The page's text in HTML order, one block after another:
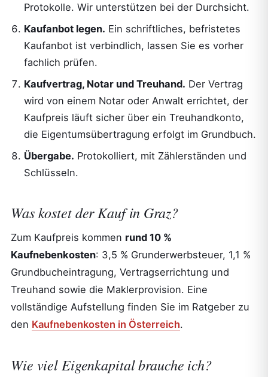
Protokolle. Wir unterstützen bei der Durchsicht.
Kaufanbot legen. Ein schriftliches, befristetes
Kaufanbot ist verbindlich, lassen Sie es vorher
fachlich prüfen.
Kaufvertrag, Notar und Treuhand. Der Vertrag
wird von einem Notar oder Anwalt errichtet, der
Kaufpreis läuft sicher über ein Treuhandkonto,
die Eigentumsübertragung erfolgt im Grundbuch.
Übergabe. Protokolliert, mit Zählerständen und
Schlüsseln.
Was kostet der Kauf in Graz?
Zum Kaufpreis kommen rund 10 %
Kaufnebenkosten: 3,5 % Grunderwerbsteuer, 1,1 %
Grundbucheintragung, Vertragserrichtung und
Treuhand sowie die Maklerprovision. Eine
vollständige Aufstellung finden Sie im Ratgeber zu
den Kaufnebenkosten in Österreich.
Wie viel Eigenkapital brauche ich?